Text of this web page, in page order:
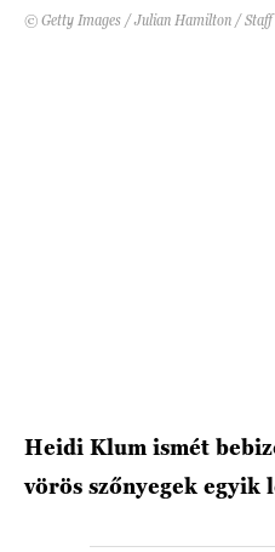
© Getty Images / Julian Hamilton / Staff
Heidi Klum ismét
vörös szőnyegek egyik